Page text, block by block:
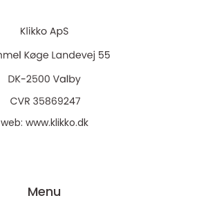
web: www.klikko.dk
Menu